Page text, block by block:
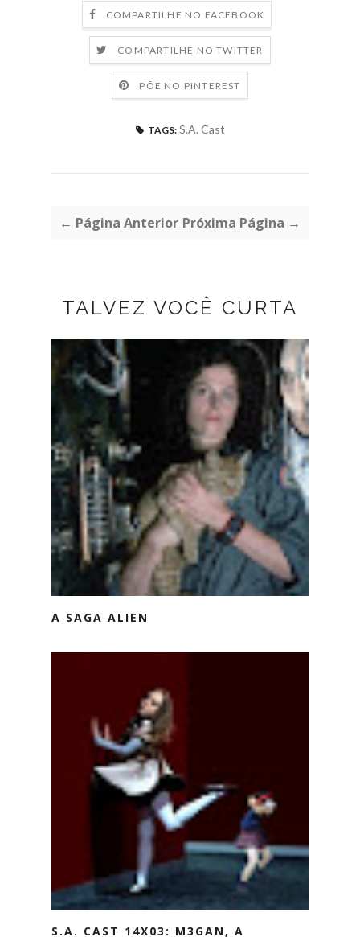
COMPARTILHE NO FACEBOOK
COMPARTILHE NO TWITTER
PÕE NO PINTEREST
TAGS: S.A. Cast
← Página Anterior Próxima Página →
TALVEZ VOCÊ CURTA
A SAGA ALIEN
S.A. CAST 14X03: M3GAN, A